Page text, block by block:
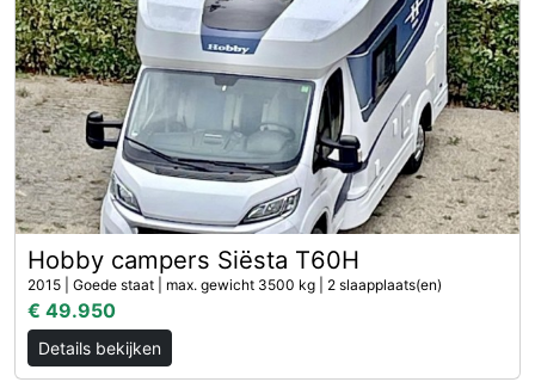
Hobby campers Siësta T60H
2015 | Goede staat | max. gewicht 3500 kg | 2 slaapplaats(en)
€ 49.950
Details bekijken